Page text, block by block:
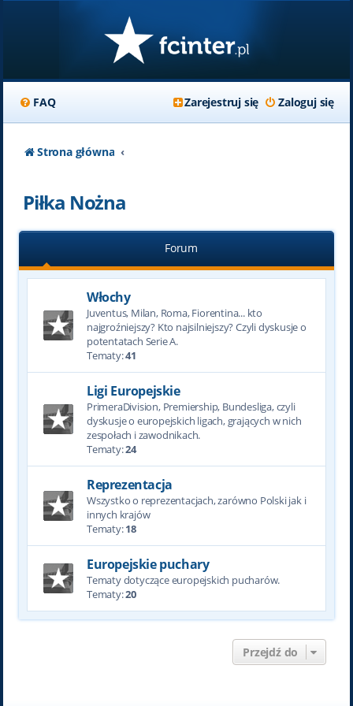
FAQ Zaloguj się
Zarejestruj się
Strona główna
Piłka Nożna
Forum
Włochy
Juventus, Milan, Roma, Fiorentina... kto
najgroźniejszy? Kto najsilniejszy? Czyli dyskusje o
potentatach Serie A.
Tematy:41
Ligi Europejskie
PrimeraDivision, Premiership, Bundesliga, czyli
dyskusje o europejskich ligach, grających w nich
zespołach i zawodnikach.
Tematy:24
Reprezentacja
Wszystko o reprezentacjach, zarówno Polski jak i
innych krajów
Tematy:18
Europejskie puchary
Tematy dotyczące europejskich pucharów.
Tematy:20
Przejdź do